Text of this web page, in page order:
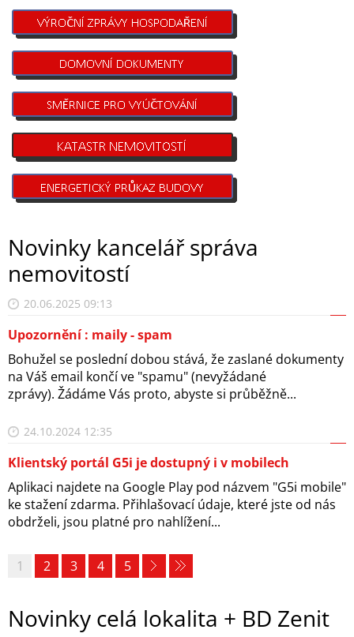
Novinky kancelář správa
nemovitostí
20.06.2025 09:13
Upozornění : maily - spam
Bohužel se poslední dobou stává, že zaslané dokumenty
na Váš email končí ve "spamu" (nevyžádané
zprávy). Žádáme Vás proto, abyste si průběžně...
24.10.2024 12:35
Klientský portál G5i je dostupný i v mobilech
Aplikaci najdete na Google Play pod názvem "G5i mobile"
ke stažení zdarma. Přihlašovací údaje, které jste od nás
obdrželi, jsou platné pro nahlížení...
1 2 3 4 5
Novinky celá lokalita + BD Zenit